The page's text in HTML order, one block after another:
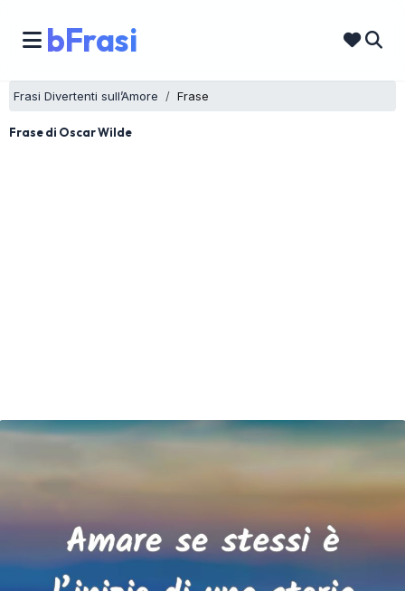
bFrasi
Frasi Divertenti sull’Amore Frase
Frase di Oscar Wilde